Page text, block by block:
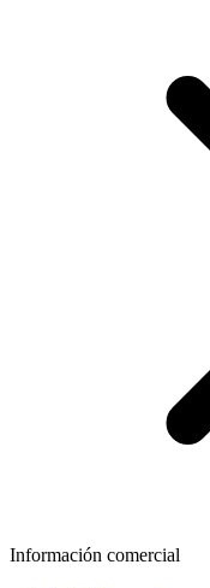
Información comercial